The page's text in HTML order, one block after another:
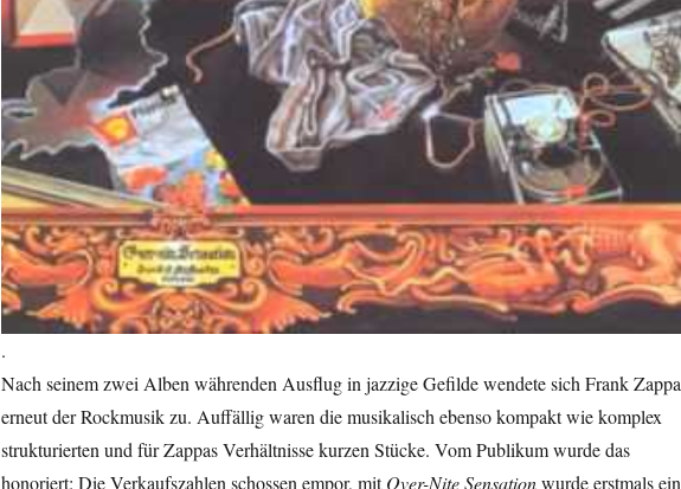
.
Nach seinem zwei Alben währenden Ausflug in jazzige Gefilde wendete sich Frank Zappa
erneut der Rockmusik zu. Auffällig waren die musikalisch ebenso kompakt wie komplex
strukturierten und für Zappas Verhältnisse kurzen Stücke. Vom Publikum wurde das
honoriert: Die Verkaufszahlen schossen empor, mitOver-Nite Sensationwurde erstmals ein